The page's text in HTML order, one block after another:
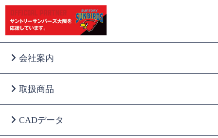
会社案内
取扱商品
CADデータ